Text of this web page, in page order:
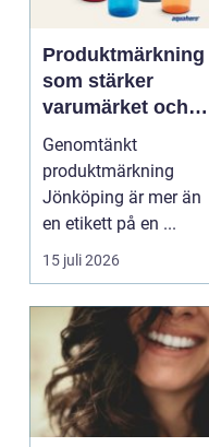
Produktmärkning
som stärker
varumärket och
förenklar vardagen
Genomtänkt
produktmärkning
Jönköping är mer än
en etikett på en ...
15 juli 2026